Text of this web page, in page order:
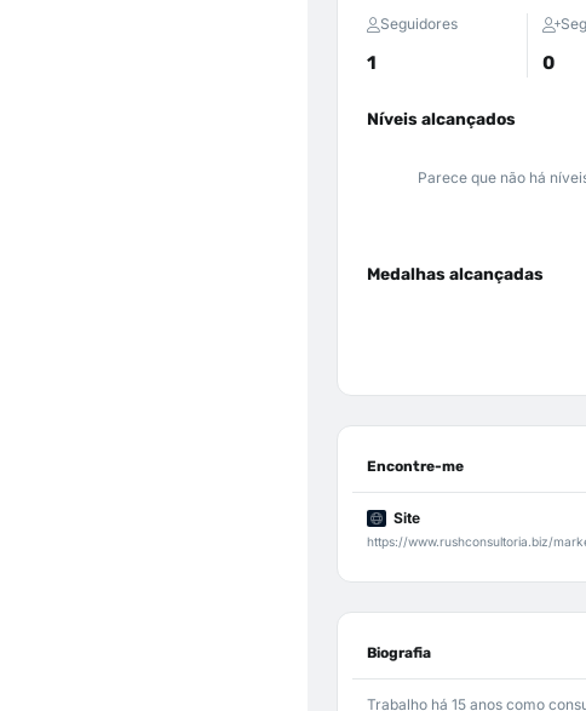
Seguidores
1 0
Níveis alcançados
Parece que não há
Medalhas alcançadas
Encontre-me
Site
https://www.rushconsultoria.biz/
Biografia
Trabalho há 15 anos como